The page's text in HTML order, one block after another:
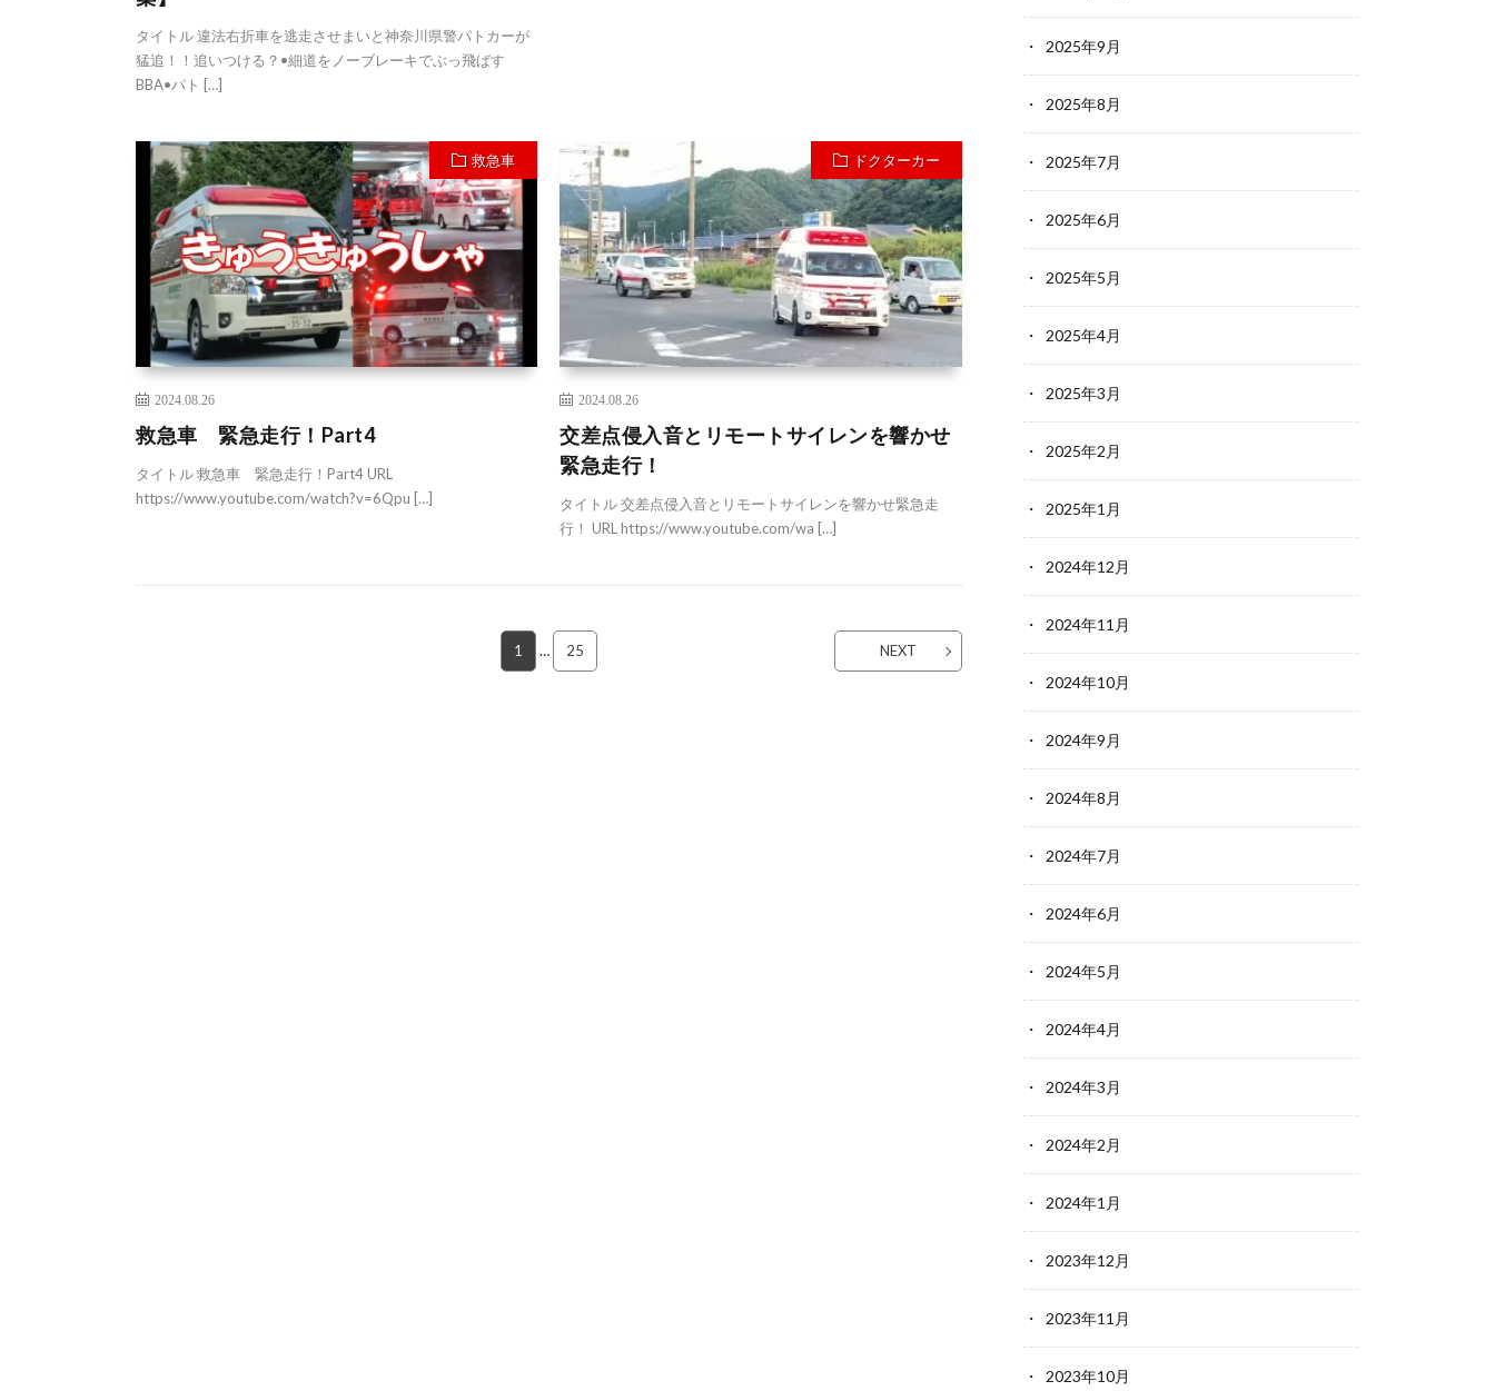
タイトル 違法右折車を逃走させまいと神奈川県警パトカーが
猛追！！追いつける？•細道をノーブレーキでぶっ飛ばす
BBA•パト […]
救急車
2024.08.26
救急車 緊急走行！Part4
タイトル 救急車 緊急走行！Part4 URL
https://www.youtube.com/watch?v=6Qpu […]
ドクターカー
2024.08.26
交差点侵入音とリモートサイレンを響かせ
緊急走行！
タイトル 交差点侵入音とリモートサイレンを響かせ緊急走
行！ URL https://www.youtube.com/wa […]
1 … 25 NEXT
2025年9月
2025年8月
2025年7月
2025年6月
2025年5月
2025年4月
2025年3月
2025年2月
2025年1月
2024年12月
2024年11月
2024年10月
2024年9月
2024年8月
2024年7月
2024年6月
2024年5月
2024年4月
2024年3月
2024年2月
2024年1月
2023年12月
2023年11月
2023年10月